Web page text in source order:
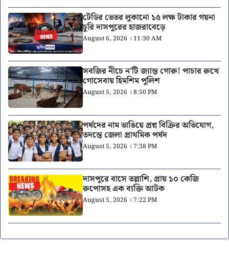
টেডির ভেতর লুকানো ১৫ লক্ষ টাকার গয়না
চুরি দাসপুরের হাজরাবেড়ে
August 6, 2026 । 11:30 AM
সবজির নীচে ন’টি জ্যান্ত গোরু! পাচার রুখে
গোসেবায় হিমশিম পুলিশ
August 5, 2026 । 8:50 PM
পর্ষদের নাম ভাঙিয়ে প্রশ্ন বিক্রির অভিযোগ,
তদন্তে জেলা প্রাথমিক পর্ষদ
August 5, 2026 । 7:38 PM
দাসপুরে বাসে তল্লাশি, প্রায় ১০ কেজি
রুপোসহ এক ব্যক্তি আটক
August 5, 2026 । 7:22 PM